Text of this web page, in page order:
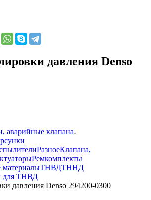
давления Denso
аварийные клапана
РазноеКлапана,
Ремкомплекты
материалыТНВДТННД
для ТНВД
давления Denso 294200-0300